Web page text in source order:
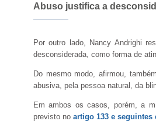
Abuso justifica a
Por outro lado, Nancy Andrighi
desconsiderada, como forma de
Do mesmo modo, afirmou,
abusiva, pela pessoa natural, da
Em ambos os casos, porém, a
previsto no artigo 133 e